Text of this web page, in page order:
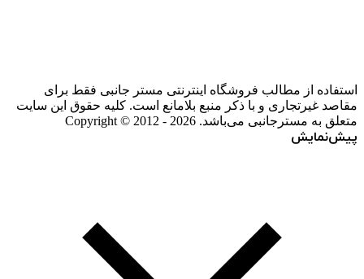
استفاده از مطالب فروشگاه اینترنتی مستر جانبی فقط برای
مقاصد غیرتجاری و با ذکر منبع بلامانع است. کلیه حقوق این سایت
متعلق به مسترجانبی می‌باشد. Copyright © 2012 - 2026
پیش‌نمایش